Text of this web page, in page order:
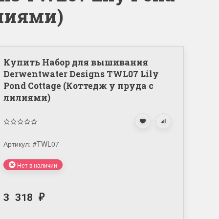
Купить Набор для вышивания
Derwentwater Designs TWL07 Lily
Pond Cottage (Коттедж у пруда с
лилиями)
Артикул: #TWL07
Нет в наличии
3 318 ₽